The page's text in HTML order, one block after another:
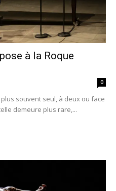
à la Roque
0
souvent seul, à deux ou face
demeure plus rare,...